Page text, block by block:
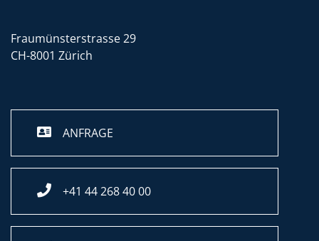
Fraumünsterstrasse 29
CH-8001 Zürich
ANFRAGE
+41 44 268 40 00